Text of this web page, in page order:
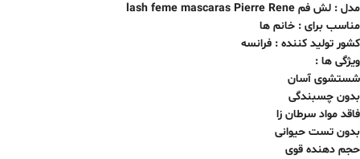
مدل : لش فم lash feme mascaras Pierre Rene
مناسب برای : خانم ها
کشور تولید کننده : فرانسه
ویژگی ها :
شستشوی آسان
بدون چسبندگی
فاقد مواد سرطان زا
بدون تست حیوانی
حجم دهنده قوی